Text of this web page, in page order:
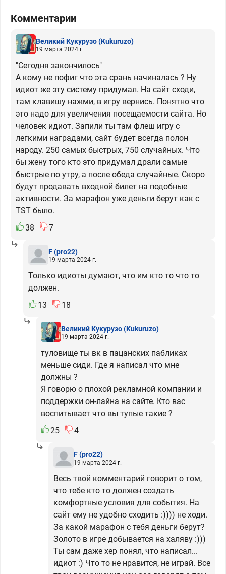
Комментарии
Великий Кукурузо(Kukuruzo)
19 марта 2024 г.
"Сегодня закончилось"
А кому не пофиг что эта срань начиналась ? Ну
идиот же эту систему придумал. На сайт сходи,
там клавишу нажми, в игру вернись. Понятно что
это надо для увеличения посещаемости сайта. Но
человек идиот. Запили ты там флеш игру с
легкими наградами, сайт будет всегда полон
народу. 250 самых быстрых, 750 случайных. Что
бы жену того кто это придумал драли самые
быстрые по утру, а после обеда случайные. Скоро
будут продавать входной билет на подобные
активности. За марафон уже деньги берут как с
TST было.
38
7
F(pro22)
19 марта 2024 г.
Только идиоты думают, что им кто то что то
должен.
13
18
Великий Кукурузо(Kukuruzo)
19 марта 2024 г.
туловище ты вк в пацанских пабликах
меньше сиди. Где я написал что мне
должны ?
Я говорю о плохой рекламной компании и
поддержки он-лайна на сайте. Кто вас
воспитывает что вы тупые такие ?
25
4
F(pro22)
19 марта 2024 г.
Весь твой комментарий говорит о том,
что тебе кто то должен создать
комфортные условия для события. На
сайт ему не удобно сходить :)))) не ходи.
За какой марафон с тебя деньги берут?
Золото в игре добывается на халяву :)))
Ты сам даже хер понял, что написал...
идиот :) Что то не нравится, не играй. Все